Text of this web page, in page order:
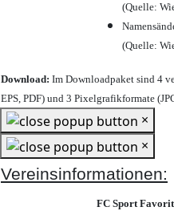
(Quelle:
(Quelle:
Download: Im Downloadpaket sind 4
EPS, PDF) und 3 Pixelgrafikformate
×
×
Vereinsinformationen:
FC Sport